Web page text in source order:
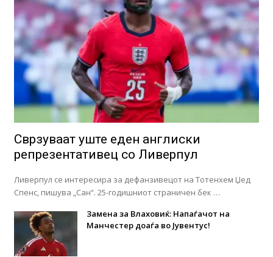
Сврзуваат уште еден англиски
репрезентативец со Ливерпул
Ливерпул се интересира за дефанзивецот на Тотенхем Џед
Спенс, пишува „Сан“. 25-годишниот страничен бек …
Замена за Влаховиќ: Напаѓачот на
Манчестер доаѓа во Јувентус!